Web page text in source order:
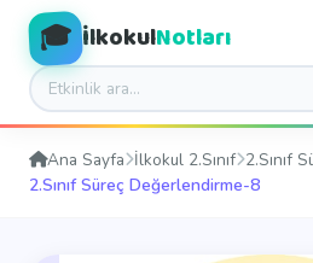
🎓 İlkokulNotları
Ana Sayfa İlkokul 2.Sınıf 2.Sınıf
2.Sınıf Süreç Değerlendirme-8